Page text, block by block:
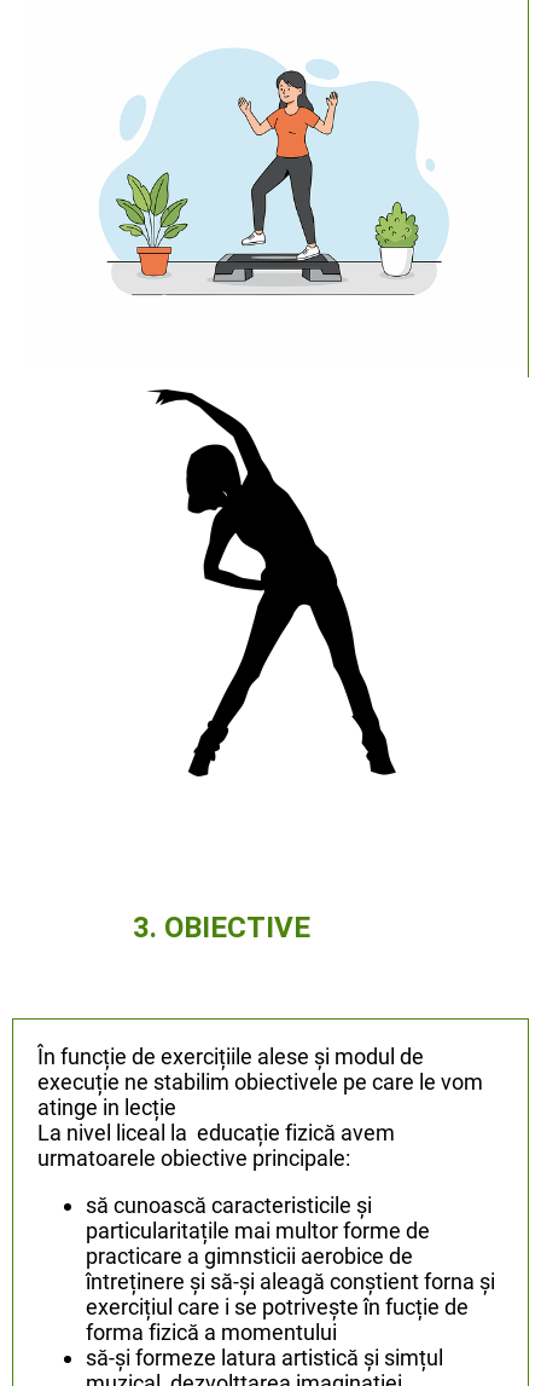
3. OBIECTIVE
În funcție de exercițiile alese și modul de
execuție ne stabilim obiectivele pe care le vom
atinge in lecție
La nivel liceal la educație fizică avem
urmatoarele obiective principale:
să cunoască caracteristicile și
particularitațile mai multor forme de
practicare a gimnsticii aerobice de
întreținere și să-și aleagă conștient forna și
exercițiul care i se potrivește în fucție de
forma fizică a momentului
să-și formeze latura artistică și simțul